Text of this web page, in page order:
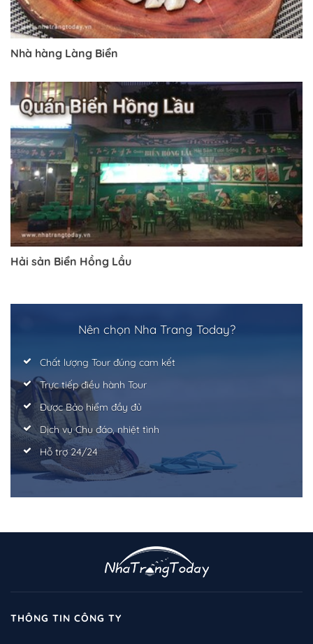
Trở về trang trước đó
Nhà hàng Làng Biển
Hải sản Biển Hồng Lầu
Nên chọn Nha Trang Today?
Chất lượng Tour đúng cam kết
Trực tiếp điều hành Tour
Được Bảo hiểm đầy đủ
Dịch vụ Chu đáo, nhiệt tình
Hỗ trợ 24/24
THÔNG TIN CÔNG TY